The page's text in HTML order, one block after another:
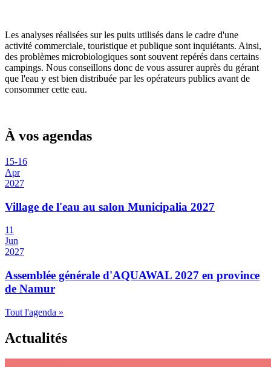
Les analyses réalisées sur les puits utilisés dans le cadre d'une
activité commerciale, touristique et publique sont inquiétants. Ainsi,
des problèmes microbiologiques sont souvent repérés dans certains
campings. Nous conseillons donc de vous assurer auprès du gérant
que l'eau y est bien distribuée par les opérateurs publics avant de
consommer cette eau.
À vos agendas
15-16
Apr
2027
Village de l'eau au salon Municipalia 2027
11
Jun
2027
Assemblée générale d'AQUAWAL 2027 en province
de Namur
Tout l'agenda »
Actualités